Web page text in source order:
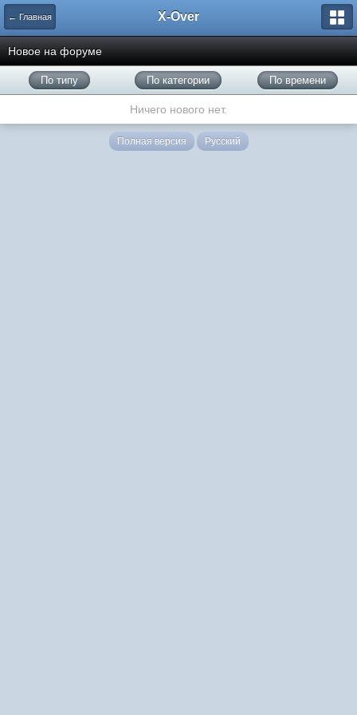
← Главная X-Over
Новое на форуме
По типу По категории По времени
Ничего нового нет.
Полная версия Русский